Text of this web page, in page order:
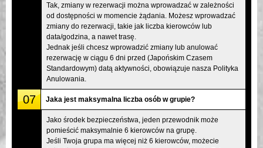
Tak, zmiany w rezerwacji można wprowadzać w zależności
od dostępności w momencie żądania. Możesz wprowadzać
zmiany do rezerwacji, takie jak liczba kierowców lub
data/godzina, a nawet trasę.
Jednak jeśli chcesz wprowadzić zmiany lub anulować
rezerwację w ciągu 6 dni przed (Japońskim Czasem
Standardowym) datą aktywności, obowiązuje nasza Polityka
Anulowania.
07 Jaka jest maksymalna liczba osób w grupie?
Jako środek bezpieczeństwa, jeden przewodnik może
pomieścić maksymalnie 6 kierowców na grupę.
Jeśli Twoja grupa ma więcej niż 6 kierowców, możecie